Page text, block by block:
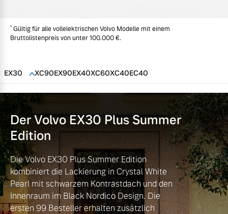
4 Modelle
Geschäftskunden
Editionsmodelle
Konnektivität
Angebot anfragen
Gebrauchtwagen
Aktuelle Zubehörangebote
Zubehörkatalog
Aktuelle Serviceangebote
Service by Volvo
Kooperationspartner
* Gültig für alle vollelektrischen Volvo Modelle mit einem
Bruttolistenpreis von unter 100.000 €.
EX30 XC90EX90EX40XC60XC40EC40
Der Volvo EX30Plus Summer
Edition
Die Volvo EX30 Plus Summer Edition
kombiniert die Lackierung in Crystal White
Pearl mit schwarzem Kontrastdach und den
Innenraum im Black Nordico Design. Die
ersten 99 Besteller erhalten zusätzlich